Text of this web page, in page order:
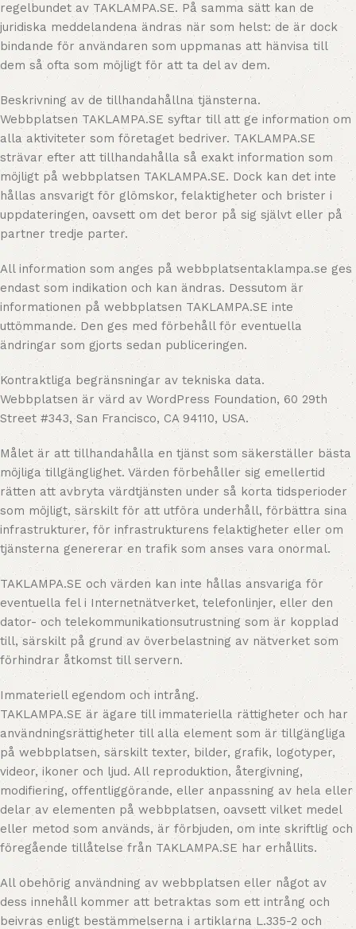
regelbundet av TAKLAMPA.SE. På samma sätt kan de
juridiska meddelandena ändras när som helst: de är dock
bindande för användaren som uppmanas att hänvisa till
dem så ofta som möjligt för att ta del av dem.
Beskrivning av de tillhandahållna tjänsterna.
Webbplatsen TAKLAMPA.SE syftar till att ge information om
alla aktiviteter som företaget bedriver. TAKLAMPA.SE
strävar efter att tillhandahålla så exakt information som
möjligt på webbplatsen TAKLAMPA.SE. Dock kan det inte
hållas ansvarigt för glömskor, felaktigheter och brister i
uppdateringen, oavsett om det beror på sig självt eller på
partner tredje parter.
All information som anges på webbplatsentaklampa.se ges
endast som indikation och kan ändras. Dessutom är
informationen på webbplatsen TAKLAMPA.SE inte
uttömmande. Den ges med förbehåll för eventuella
ändringar som gjorts sedan publiceringen.
Kontraktliga begränsningar av tekniska data.
Webbplatsen är värd av WordPress Foundation, 60 29th
Street #343, San Francisco, CA 94110, USA.
Målet är att tillhandahålla en tjänst som säkerställer bästa
möjliga tillgänglighet. Värden förbehåller sig emellertid
rätten att avbryta värdtjänsten under så korta tidsperioder
som möjligt, särskilt för att utföra underhåll, förbättra sina
infrastrukturer, för infrastrukturens felaktigheter eller om
tjänsterna genererar en trafik som anses vara onormal.
TAKLAMPA.SE och värden kan inte hållas ansvariga för
eventuella fel i Internetnätverket, telefonlinjer, eller den
dator- och telekommunikationsutrustning som är kopplad
till, särskilt på grund av överbelastning av nätverket som
förhindrar åtkomst till servern.
Immateriell egendom och intrång.
TAKLAMPA.SE är ägare till immateriella rättigheter och har
användningsrättigheter till alla element som är tillgängliga
på webbplatsen, särskilt texter, bilder, grafik, logotyper,
videor, ikoner och ljud. All reproduktion, återgivning,
modifiering, offentliggörande, eller anpassning av hela eller
delar av elementen på webbplatsen, oavsett vilket medel
eller metod som används, är förbjuden, om inte skriftlig och
föregående tillåtelse från TAKLAMPA.SE har erhållits.
All obehörig användning av webbplatsen eller något av
dess innehåll kommer att betraktas som ett intrång och
beivras enligt bestämmelserna i artiklarna L.335-2 och